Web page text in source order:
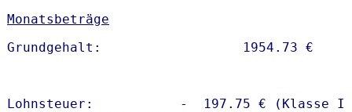
Monatsbeträge
Lohnsteuer:           -  197.75 € (Klasse I)